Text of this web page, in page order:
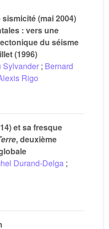
(mai 2004)
: vers une
du séisme
(1996)
Sylvander ; Bernard
Rigo
et sa fresque
, deuxième
Durand-Delga ;